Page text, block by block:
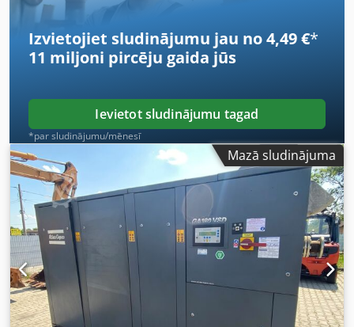
garumā pat vissmagākajos darba apstākļos. Vienkārša
lietošana, drošība un izcila ražošanas kvalitāte padara QEP
ģeneratorus par ideālu partneri būvniecības
profesionāļiem. Iezīmes: • Manuālā iedarbināšana • Liela
atslēgšanās pie pārāk zema eļļas līmeņa) • Aizsardzība pret
pārkaršanu • CE atbilstošs trokšņu līmenis • Aizsargvāks
Izvietojiet sludinājumu jau no 4,49 €*
11 miljoni pircēju gaida jūs
Ievietot sludinājumu tagad
*par sludinājumu/mēnesī
Mazā sludinājuma